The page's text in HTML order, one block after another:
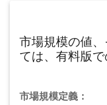
市場規模の値
ては、有料版で
市場規模定義：